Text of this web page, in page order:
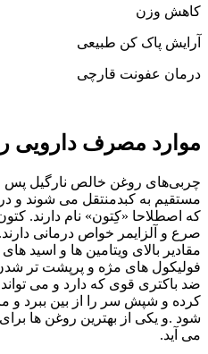
کاهش وزن
آرایش پاک کن طبیعی
درمان عفونت قارچی
موارد مصرف دارویی
چربی‌های روغن خالص نارگیل پس
مستقیم به کبدمنتقل می شوند و
که اصطلاحا «کِتون» نام دارند.
صرع و آلزایمر خواص درمانی
مقادیر بالای ویتامین ها و اسید
فولیکول های مژه و پرپشت تر
ضد باکتری قوی که دارد و می
کرده و شپش سر را از بین ببرد و
شود .و یکی از بهترین روغن ها
می آید.